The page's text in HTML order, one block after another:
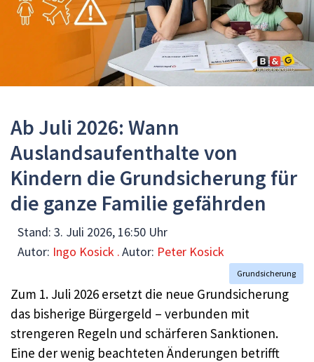
Ab Juli 2026: Wann
Auslandsaufenthalte von
Kindern die Grundsicherung für
die ganze Familie gefährden
Stand: 3. Juli 2026, 16:50 Uhr
Autor: Ingo Kosick .Autor: Peter Kosick
Grundsicherung
Zum 1. Juli 2026 ersetzt die neue Grundsicherung
das bisherige Bürgergeld – verbunden mit
strengeren Regeln und schärferen Sanktionen.
Eine der wenig beachteten Änderungen betrifft